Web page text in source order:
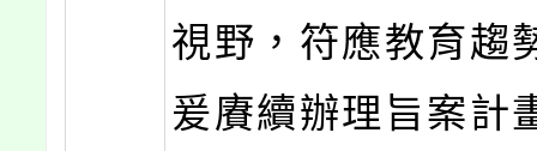
視野，符應教育趨
爰賡續辦理旨案計